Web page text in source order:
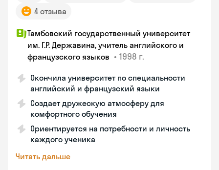
4 отзыва
Тамбовский государственный университет
им. Г.Р. Державина, учитель английского и
французского языков • 1998 г.
Окончила университет по специальности
английский и французский языки
Создает дружескую атмосферу для
комфортного обучения
Ориентируется на потребности и личность
каждого ученика
Читать дальше